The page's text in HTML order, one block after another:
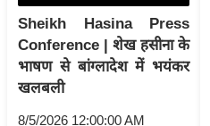
ब्री
फ
म
नो
Sheikh Hasina Press
Conference | शेख हसीना के
भाषण से बांग्लादेश में भयंकर
खलबली
8/5/2026 12:00:00 AM